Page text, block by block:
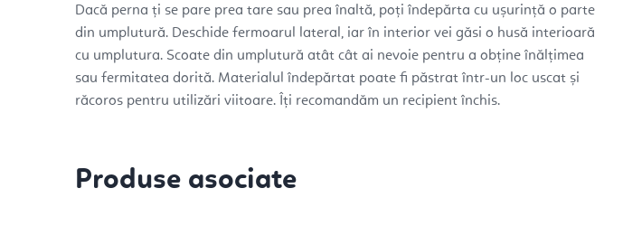
Dacă perna ți se pare prea tare sau prea înaltă, poți îndepărta cu ușurință o parte
din umplutură. Deschide fermoarul lateral, iar în interior vei găsi o husă interioară
cu umplutura. Scoate din umplutură atât cât ai nevoie pentru a obține înălțimea
sau fermitatea dorită. Materialul îndepărtat poate fi păstrat într-un loc uscat și
răcoros pentru utilizări viitoare. Îți recomandăm un recipient închis.
Produse asociate